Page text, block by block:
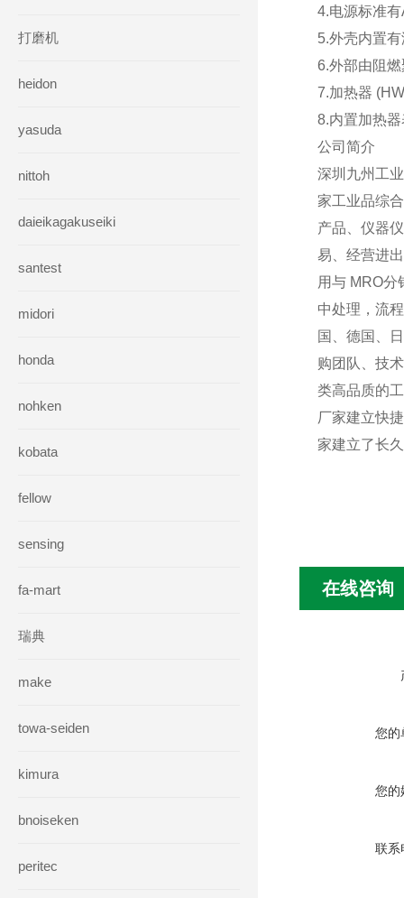
打磨机
heidon
yasuda
nittoh
daieikagakuseiki
santest
midori
honda
nohken
kobata
fellow
sensing
fa-mart
瑞典
make
towa-seiden
kimura
bnoiseken
peritec
4.电源标准
5.外壳内置
6.外部由阻
7.加热器
8.内置加热
公司简介
深圳九州工
家工业品综
产品、仪器
易、经营进
用与 MRO分
中处理，流
国、德国、
购团队、技
类高品质的
厂家建立快
家建立了长
在线咨询
您的
您的
联系